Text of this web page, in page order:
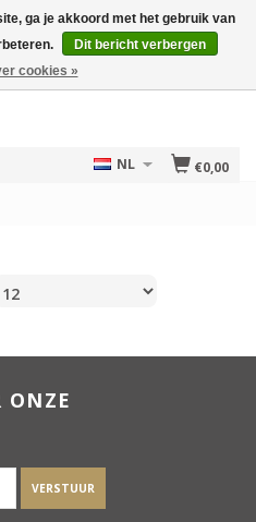
€0,00
NL
ONZE
VERSTUUR
ga je akkoord met het gebruik van
Dit bericht verbergen
cookies »